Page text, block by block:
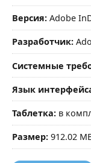
Версия: Adobe
Разработчик:
Системные
Язык
Таблетка: в
Размер: 912.02